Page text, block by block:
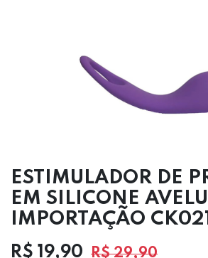
ESTIMULADOR DE
EM SILICONE
IMPORTAÇÃO CK021
R$ 19,90 R$29,90